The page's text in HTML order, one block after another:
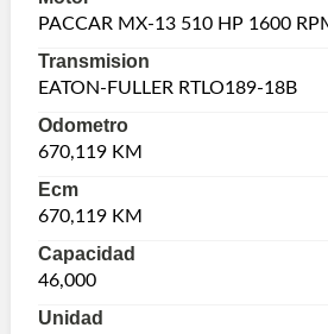
PACCAR MX-13 510 HP 1600
Transmision
EATON-FULLER RTLO189-18B
Odometro
670,119 KM
Ecm
670,119 KM
Capacidad
46,000
Unidad